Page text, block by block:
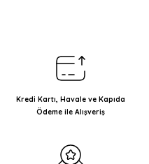
Kredi Kartı, Havale ve Kapıda
Ödeme ile Alışveriş